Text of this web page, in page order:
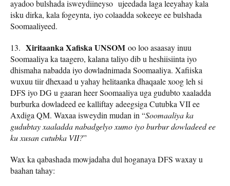
ayadoo bulshada isweydiineyso ujeedada laga leeyahay kala
isku dirka, kala fogeynta, iyo colaadda sokeeye ee bulshada
Soomaaliyeed.
13. Xiritaanka Xafiska UNSOM oo loo asaasay inuu
Soomaaliya ka taagero, kalana taliyo dib u heshiisiinta iyo
dhismaha nabadda iyo dowladnimada Soomaaliya. Xafiiska
wuxuu tiir dhexaad u yahay helitaanka dhaqaale xoog leh si
DFS iyo DG u gaaran heer Soomaaliya uga gudubto xaaladda
burburka dowladeed ee kalliftay adeegsiga Cutubka VII ee
Axdiga QM. Waxaa isweydin mudan in “Soomaaliya ka
gudubtay xaaladda nabadgelyo xumo iyo burbur dowladeed ee
ku xusan cutubka VII?”
Wax ka qabashada mowjadaha dul hoganaya DFS waxay u
baahan tahay: